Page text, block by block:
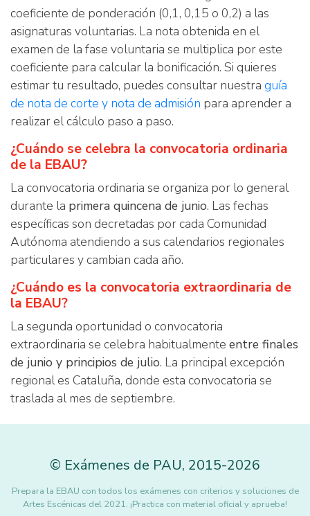
coeficiente de ponderación (0,1, 0,15 o 0,2) a las
asignaturas voluntarias. La nota obtenida en el
examen de la fase voluntaria se multiplica por este
coeficiente para calcular la bonificación. Si quieres
estimar tu resultado, puedes consultar nuestra guía
de nota de corte y nota de admisión para aprender a
realizar el cálculo paso a paso.
¿Cuándo se celebra la convocatoria ordinaria
de la EBAU?
La convocatoria ordinaria se organiza por lo general
durante la primera quincena de junio. Las fechas
específicas son decretadas por cada Comunidad
Autónoma atendiendo a sus calendarios regionales
particulares y cambian cada año.
¿Cuándo es la convocatoria extraordinaria de
la EBAU?
La segunda oportunidad o convocatoria
extraordinaria se celebra habitualmente entre finales
de junio y principios de julio. La principal excepción
regional es Cataluña, donde esta convocatoria se
traslada al mes de septiembre.
© Exámenes de PAU, 2015-2026
Prepara la EBAU con todos los exámenes con criterios y soluciones de
Artes Escénicas del 2021. ¡Practica con material oficial y aprueba!